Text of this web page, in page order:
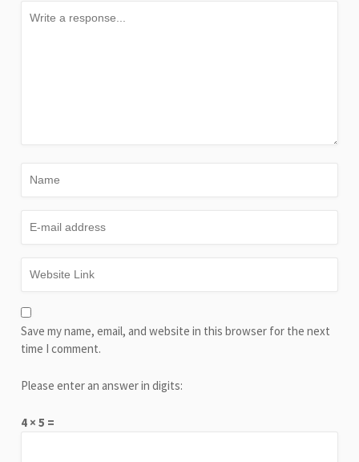
Save my name, email, and website in this browser for the next
time I comment.
Please enter an answer in digits:
4 × 5 =